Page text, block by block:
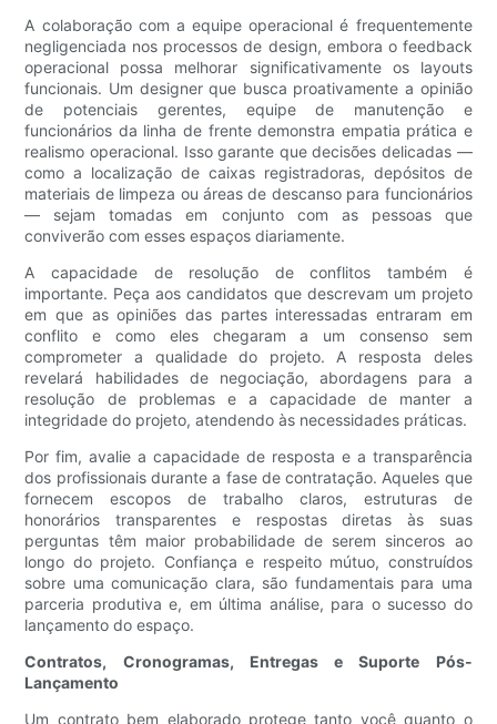
A colaboração com a equipe operacional é frequentemente
negligenciada nos processos de design, embora o feedback
operacional possa melhorar significativamente os layouts
funcionais. Um designer que busca proativamente a opinião
de potenciais gerentes, equipe de manutenção e
funcionários da linha de frente demonstra empatia prática e
realismo operacional. Isso garante que decisões delicadas —
como a localização de caixas registradoras, depósitos de
materiais de limpeza ou áreas de descanso para funcionários
— sejam tomadas em conjunto com as pessoas que
conviverão com esses espaços diariamente.
A capacidade de resolução de conflitos também é
importante. Peça aos candidatos que descrevam um projeto
em que as opiniões das partes interessadas entraram em
conflito e como eles chegaram a um consenso sem
comprometer a qualidade do projeto. A resposta deles
revelará habilidades de negociação, abordagens para a
resolução de problemas e a capacidade de manter a
integridade do projeto, atendendo às necessidades práticas.
Por fim, avalie a capacidade de resposta e a transparência
dos profissionais durante a fase de contratação. Aqueles que
fornecem escopos de trabalho claros, estruturas de
honorários transparentes e respostas diretas às suas
perguntas têm maior probabilidade de serem sinceros ao
longo do projeto. Confiança e respeito mútuo, construídos
sobre uma comunicação clara, são fundamentais para uma
parceria produtiva e, em última análise, para o sucesso do
lançamento do espaço.
Contratos, Cronogramas, Entregas e Suporte Pós-
Lançamento
Um contrato bem elaborado protege tanto você quanto o